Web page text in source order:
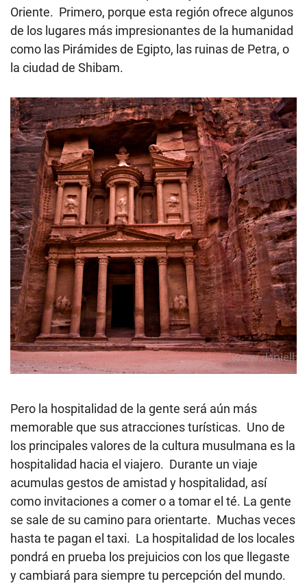
Oriente. Primero, porque esta región ofrece algunos
de los lugares más impresionantes de la humanidad
como las Pirámides de Egipto, las ruinas de Petra, o
la ciudad de Shibam.
Pero la hospitalidad de la gente será aún más
memorable que sus atracciones turísticas. Uno de
los principales valores de la cultura musulmana es la
hospitalidad hacia el viajero. Durante un viaje
acumulas gestos de amistad y hospitalidad, así
como invitaciones a comer o a tomar el té. La gente
se sale de su camino para orientarte. Muchas veces
hasta te pagan el taxi. La hospitalidad de los locales
pondrá en prueba los prejuicios con los que llegaste
y cambiará para siempre tu percepción del mundo.